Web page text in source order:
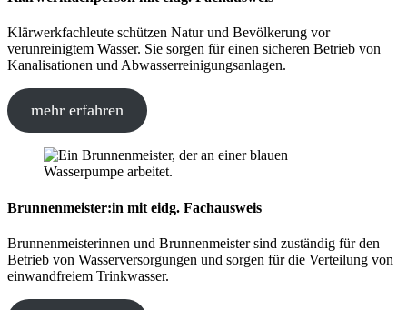
Klärwerkfachleute schützen Natur und Bevölkerung vor
verunreinigtem Wasser. Sie sorgen für einen sicheren Betrieb von
Kanalisationen und Abwasserreinigungsanlagen.
mehr erfahren
Brunnenmeister:in mit eidg. Fachausweis
Brunnenmeisterinnen und Brunnenmeister sind zuständig für den
Betrieb von Wasserversorgungen und sorgen für die Verteilung von
einwandfreiem Trinkwasser.